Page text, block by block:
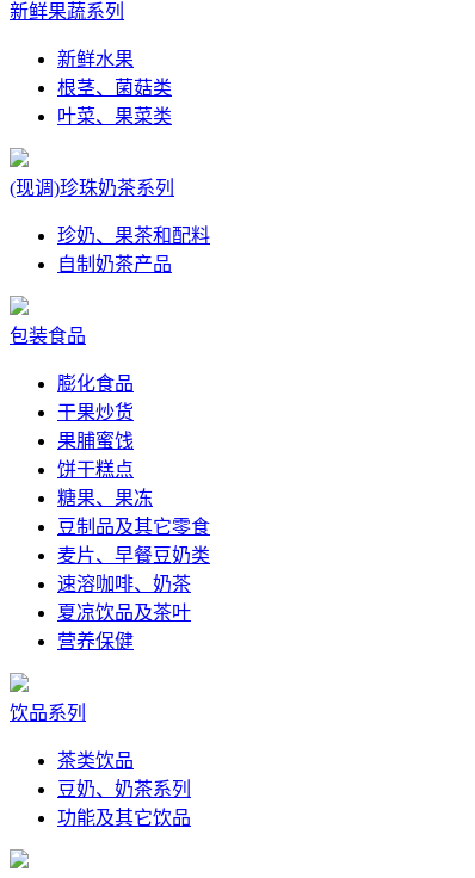
新鲜果蔬系列
新鲜水果
根茎、菌菇类
叶菜、果菜类
(现调)珍珠奶茶系列
珍奶、果茶和配料
自制奶茶产品
包装食品
膨化食品
干果炒货
果脯蜜饯
饼干糕点
糖果、果冻
豆制品及其它零食
麦片、早餐豆奶类
速溶咖啡、奶茶
夏凉饮品及茶叶
营养保健
饮品系列
茶类饮品
豆奶、奶茶系列
功能及其它饮品